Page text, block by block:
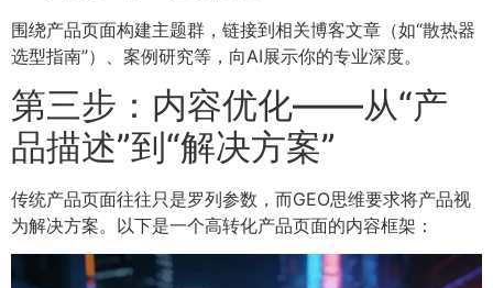
围绕产品页面构建主题群，链接到相关博客文章（如“散热器
选型指南”）、案例研究等，向AI展示你的专业深度。
第三步：内容优化——从“产
品描述”到“解决方案”
传统产品页面往往只是罗列参数，而GEO思维要求将产品视
为解决方案。以下是一个高转化产品页面的内容框架：